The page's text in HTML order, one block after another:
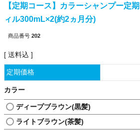
【定期コース】カラーシャンプー定
ィル300mL×2(約2ヵ月分)
商品番号 202
送料込
定期価格
カラー
ディープブラウン(黒髪)
ライトブラウン(茶髪)